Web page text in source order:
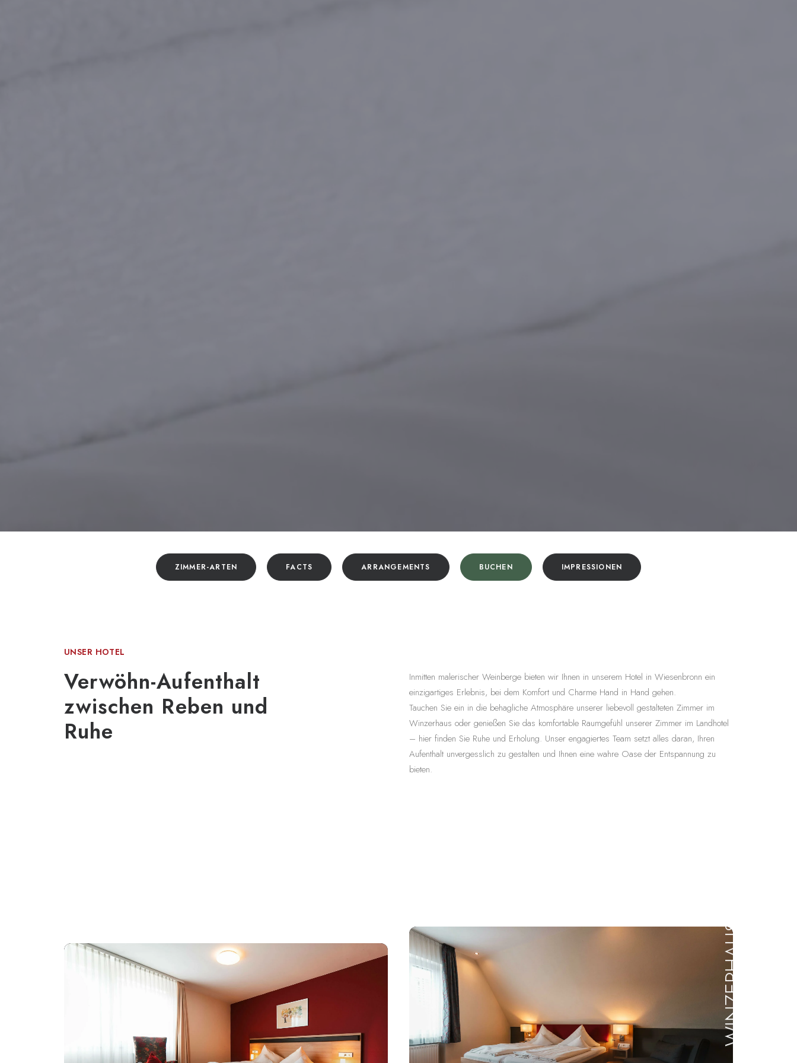
ZIMMER-ARTEN FACTS ARRANGEMENTS BUCHEN IMPRESSIONEN
UNSER HOTEL
Verwöhn-Aufenthalt
zwischen Reben und
Ruhe
Inmitten malerischer Weinberge bieten wir Ihnen in unserem Hotel in Wiesenbronn ein
einzigartiges Erlebnis, bei dem Komfort und Charme Hand in Hand gehen.
Tauchen Sie ein in die behagliche Atmosphäre unserer liebevoll gestalteten Zimmer im
Winzerhaus oder genießen Sie das komfortable Raumgefühl unserer Zimmer im Landhotel
– hier finden Sie Ruhe und Erholung. Unser engagiertes Team setzt alles daran, Ihren
Aufenthalt unvergesslich zu gestalten und Ihnen eine wahre Oase der Entspannung zu
bieten.
WINZERHAUS